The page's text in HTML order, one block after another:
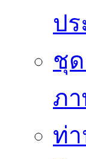
ป
ชุ
ภ
ท่